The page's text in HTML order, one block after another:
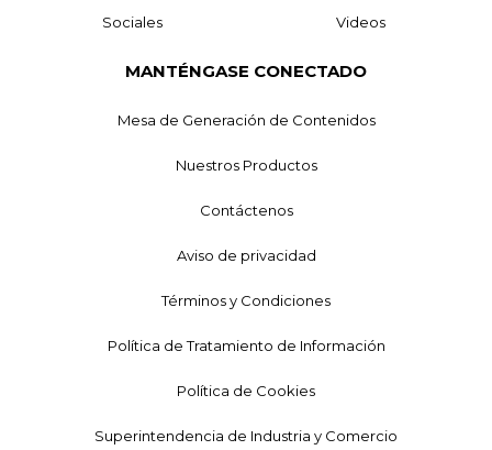
Sociales Videos
MANTÉNGASE CONECTADO
Mesa de Generación de Contenidos
Nuestros Productos
Contáctenos
Aviso de privacidad
Términos y Condiciones
Política de Tratamiento de Información
Política de Cookies
Superintendencia de Industria y Comercio